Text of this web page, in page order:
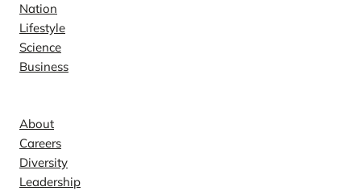
Nation
Lifestyle
Science
Business
About
Careers
Diversity
Leadership